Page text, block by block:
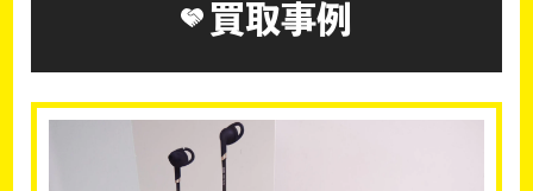
買取事例